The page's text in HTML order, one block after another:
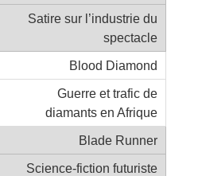
Satire sur l’industrie du
spectacle
Blood Diamond
Guerre et trafic de
diamants en Afrique
Blade Runner
Science-fiction futuriste